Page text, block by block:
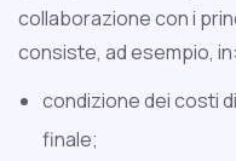
collaborazione con i
consiste, ad esempio, in:
condizione dei costi
finale;